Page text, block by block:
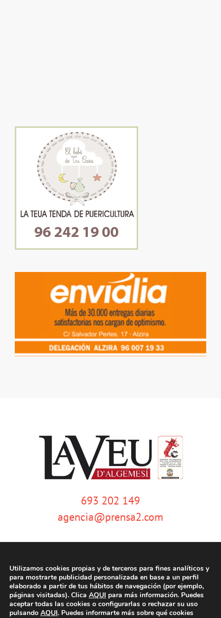
693 202 149
agencia@prensa2.com
© Copyright 2020 | La Veu d'Algemesí | Tots els drets reservats |Aviso
legal |Política de privacidad|Política de cookies | Dissenyat per
Utilizamos cookies propias y de terceros para fines analíticos y
para mostrarte publicidad personalizada en base a un perfil
elaborado a partir de tus hábitos de navegación (por ejemplo,
páginas visitadas). Clica AQUI para más información. Puedes
aceptar todas las cookies o configurarlas o rechazar su uso
pulsando AQUI. Puedes informarte más sobre qué cookies